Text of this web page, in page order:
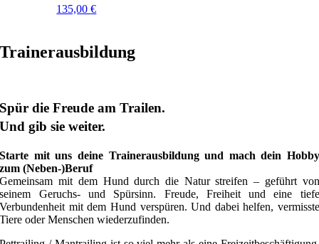
135,00€
Trainerausbildung
Spür die Freude am Trailen.
Und gib sie weiter.
Starte mit uns deine Trainerausbildung und mach dein Hobby
zum (Neben-)Beruf
Gemeinsam mit dem Hund durch die Natur streifen – geführt von
seinem Geruchs- und Spürsinn. Freude, Freiheit und eine tiefe
Verbundenheit mit dem Hund verspüren. Und dabei helfen, vermisste
Tiere oder Menschen wiederzufinden.